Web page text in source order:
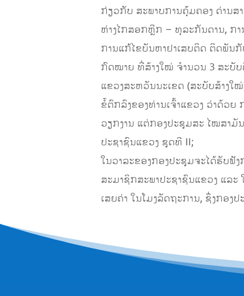
ກ່ຽວກັບ ສະພາບການຄຸ້ມຄອງ ດ່ານສ
ຫ່າງໄກສອກຫຼີກ – ທຸລະກັນດານ, ກາ
ການແກ້ໄຂບັນຫາຢາເສບຕິດ ຕິດພັນ
ກົດໝາຍ ທີ່ສ້າງໃໝ່ ຈຳນວນ 3 ສະບັບ
ແຂວງສະຫວັນນະເຂດ (ສະບັບສ້າງໃ
ຂໍ້ຕົກລົງຂອງທ່ານເຈົ້າແຂວງ ວ່າດ້ວ
ວຽກງານ ແຕ່ກອງປະຊຸມສະ ໄໝສາ
ປະຊາຊົນແຂວງ ຊຸດທີ II;
ໃນວາລະຂອງກອງປະຊຸມຈະໄດ້ຮັບຟັ
ສະມາຊິກສະພາປະຊາຊົນແຂວງ ແລະ
ເສຍຄ່າ ໃນໂມງລັດຖະການ, ຊຶ່ງກອງ